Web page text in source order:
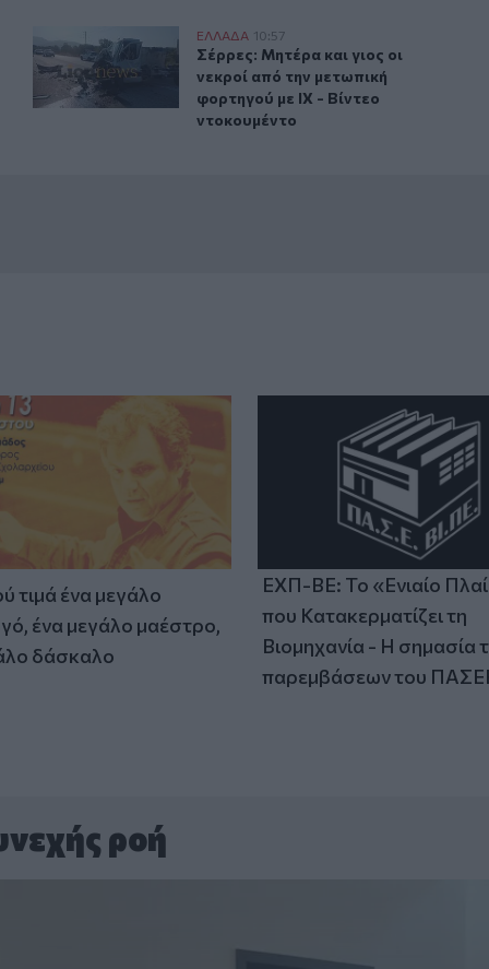
πάνω από 300 παραλίες
Σέρρες: Μητέρα και γιος οι νεκροί από την μετωπική
ΕΛΛAΔΑ 10:57
Σέρρες: Μητέρα και γιος οι νεκροί
Σέρρες: Μητέρα και γιος οι
νεκροί από την μετωπική
φορτηγού με ΙΧ - Βίντεο
ντοκουμέντο
τιμά ένα μεγάλο
ένα μεγάλο μαέστρο,
δάσκαλο
ΕΧΠ-ΒΕ: Το «Ενιαίο
που Κατακερματίζει τη
Βιομηχανία - Η σημασία
παρεμβάσεων του
ροή